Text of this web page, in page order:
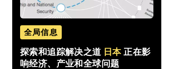
全局信息
探索和追踪解决之道 日本 正在影
响经济、产业和全球问题